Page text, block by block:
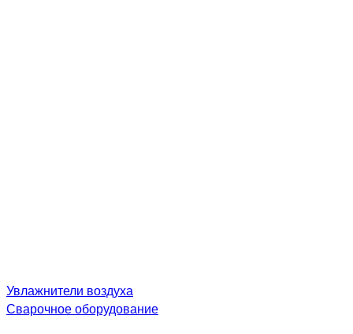
Увлажнители воздуха
Сварочное оборудование